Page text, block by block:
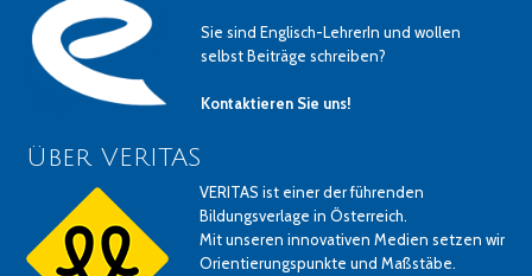
Sie sind Englisch-LehrerIn und wollen
selbst Beiträge schreiben?
Kontaktieren Sie uns!
Über VERITAS
VERITAS ist einer der führenden
Bildungsverlage in Österreich.
Mit unseren innovativen Medien setzen wir
Orientierungspunkte und Maßstäbe.